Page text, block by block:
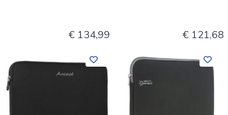
€ 134,99 € 121,68